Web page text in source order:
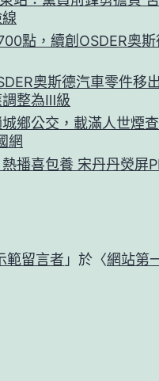
點，續創OSDER奧
奧斯德汽車零件移
整為Ⅲ級
鄉公交，載滿人世煙
網
熱播喜包養 宋丹丹熒屏
範留言者 」於〈網站第